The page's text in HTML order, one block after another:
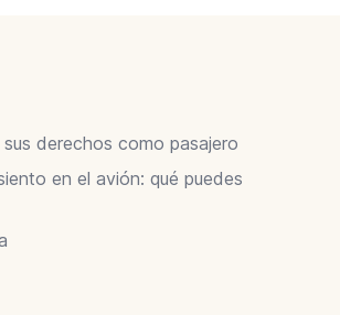
derechos como pasajero
en el avión: qué puedes